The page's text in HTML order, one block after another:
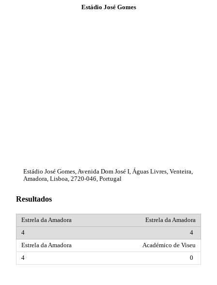
Estádio José Gomes
Estádio José Gomes, Avenida Dom José I, Águas Livres, Venteira,
Amadora, Lisboa, 2720-046, Portugal
Resultados
Estrela da Amadora
4
Académico de Viseu
0